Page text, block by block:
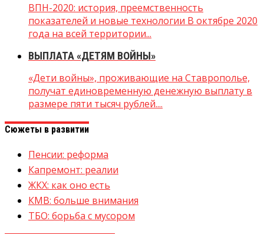
ВПН-2020: история, преемственность
показателей и новые технологии В октябре 2020
года на всей территории...
ВЫПЛАТА «ДЕТЯМ ВОЙНЫ»
«Дети войны», проживающие на Ставрополье,
получат единовременную денежную выплату в
размере пяти тысяч рублей....
Сюжеты в развитии
Пенсии: реформа
Капремонт: реалии
ЖКХ: как оно есть
КМВ: больше внимания
ТБО: борьба с мусором